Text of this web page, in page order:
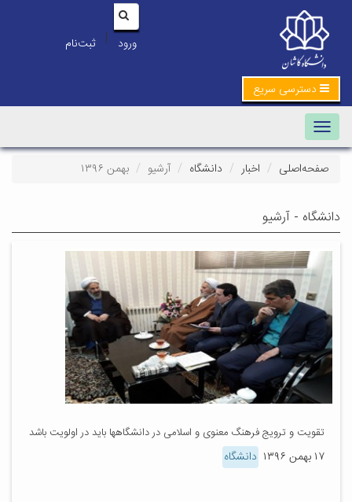
ورود | ثبت‌نام
دسترسی سریع
Toggle navigation
صفحه‌اصلی اخبار دانشگاه آرشیو بهمن ۱۳۹۶
دانشگاه - آرشیو
تقویت و ترویج فرهنگ معنوی و اسلامی در دانشگاهها باید در اولویت باشد
۱۷ بهمن ۱۳۹۶ دانشگاه